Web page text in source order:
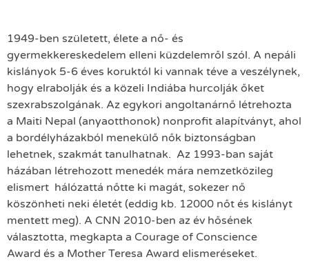
1949-ben született, élete a nő- és
gyermekkereskedelem elleni küzdelemről szól. A nepáli
kislányok 5-6 éves koruktól ki vannak téve a veszélynek,
hogy elrabolják és a közeli Indiába hurcolják őket
szexrabszolgának. Az egykori angoltanárnő létrehozta
a Maiti Nepal (anyaotthonok) nonprofit alapítványt, ahol
a bordélyházakból menekülő nők biztonságban
lehetnek, szakmát tanulhatnak. Az 1993-ban saját
házában létrehozott menedék mára nemzetközileg
elismert hálózattá nőtte ki magát, sokezer nő
köszönheti neki életét (eddig kb. 12000 nőt és kislányt
mentett meg). A CNN 2010-ben az év hősének
választotta, megkapta a Courage of Conscience
Award és a Mother Teresa Award elismeréseket.